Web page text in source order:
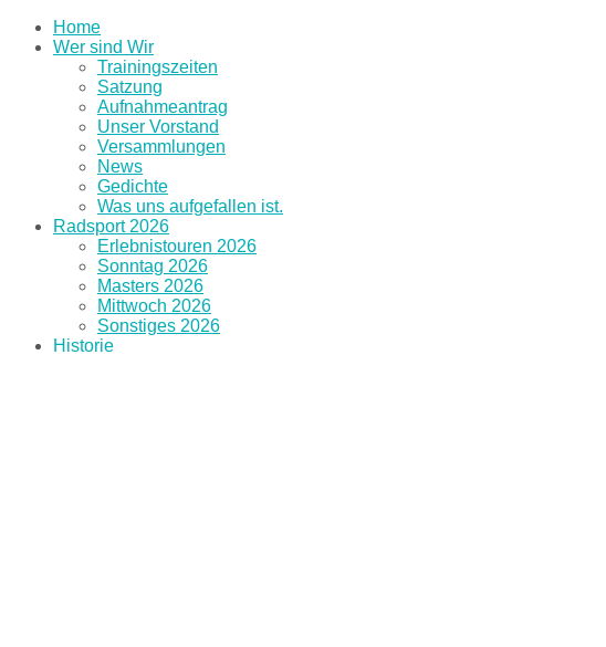
Home
Wer sind Wir
Trainingszeiten
Satzung
Aufnahmeantrag
Unser Vorstand
Versammlungen
News
Gedichte
Was uns aufgefallen ist.
Radsport 2026
Erlebnistouren 2026
Sonntag 2026
Masters 2026
Mittwoch 2026
Sonstiges 2026
Historie